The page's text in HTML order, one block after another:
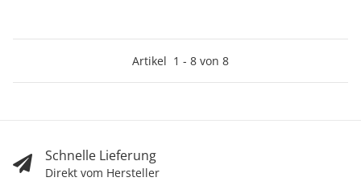
Artikel 1 - 8 von 8
Schnelle Lieferung
Direkt vom Hersteller